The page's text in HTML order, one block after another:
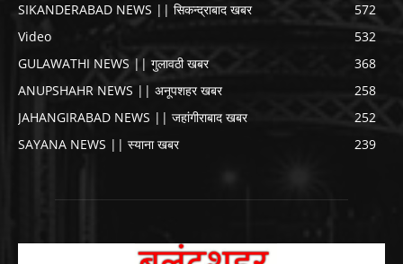
SIKANDERABAD NEWS || सिकन्द्राबाद खबर
572
Video
532
GULAWATHI NEWS || गुलावठी खबर
368
ANUPSHAHR NEWS || अनूपशहर खबर
258
JAHANGIRABAD NEWS || जहांगीराबाद खबर
252
SAYANA NEWS || स्याना खबर
239